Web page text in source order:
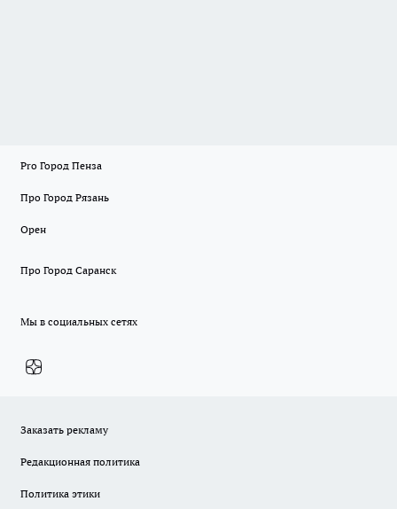
Pro Город Пенза
Про Город Рязань
Орен
Про Город Саранск
Мы в социальных сетях
Заказать рекламу
Редакционная политика
Политика этики